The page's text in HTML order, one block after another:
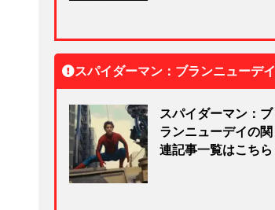
スパイダーマン：ブランニューデイ
スパイダーマン：ブ
ランニューデイの関
連記事一覧はこちら